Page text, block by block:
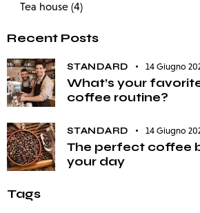
Tea house (4)
Recent Posts
STANDARD 14 Giugno
What’s your
coffee routine?
STANDARD 14 Giugno
The perfect coffee
your day
Tags